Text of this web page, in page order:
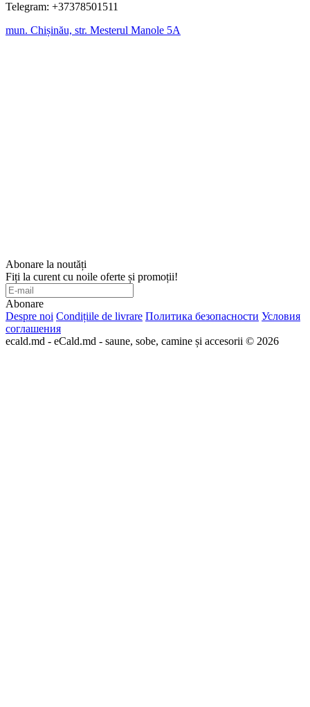
Telegram: +37378501511
mun. Chișinău, str. Mesterul Manole 5A
Abonare la noutăți
Fiți la curent cu noile oferte și promoții!
Abonare
Despre noi Condițiile de livrare Политика безопасности Условия
соглашения
ecald.md - eCald.md - saune, sobe, camine și accesorii © 2026